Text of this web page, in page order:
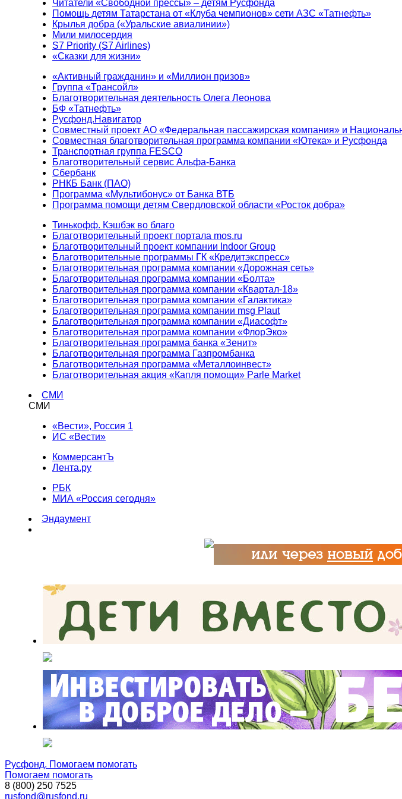
Читатели «Свободной прессы» – детям Русфонда
Помощь детям Татарстана от «Клуба чемпионов» сети АЗС «Татнефть»
Крылья добра («Уральские авиалинии»)
Мили милосердия
S7 Priority (S7 Airlines)
«Сказки для жизни»
«Активный гражданин» и «Миллион призов»
Группа «Трансойл»
Благотворительная деятельность Олега Леонова
БФ «Татнефть»
Русфонд.Навигатор
Совместный проект АО «Федеральная пассажирская компания» и
Совместная благотворительная программа компании «Ютека» и Русфонда
Транспортная группа FESCO
Благотворительный сервис Альфа-Банка
Сбербанк
РНКБ Банк (ПАО)
Программа «Мультибонус» от Банка ВТБ
Программа помощи детям Свердловской области «Росток добра»
Тинькофф. Кэшбэк во благо
Благотворительный проект портала mos.ru
Благотворительный проект компании Indoor Group
Благотворительные программы ГК «Кредитэкспресс»
Благотворительная программа компании «Дорожная сеть»
Благотворительная программа компании «Болта»
Благотворительная программа компании «Квартал-18»
Благотворительная программа компании «Галактика»
Благотворительная программа компании msg Plaut
Благотворительная программа компании «Диасофт»
Благотворительная программа компании «ФлорЭко»
Благотворительная программа банка «Зенит»
Благотворительная программа Газпромбанка
Благотворительная программа «Металлоинвест»
Благотворительная акция «Капля помощи» Parle Market
СМИ
СМИ
«Вести», Россия 1
ИС «Вести»
КоммерсантЪ
Лента.ру
РБК
МИА «Россия сегодня»
Эндаумент
Русфонд. Помогаем помогать
Помогаем помогать
8 (800) 250 7525
rusfond@rusfond.ru